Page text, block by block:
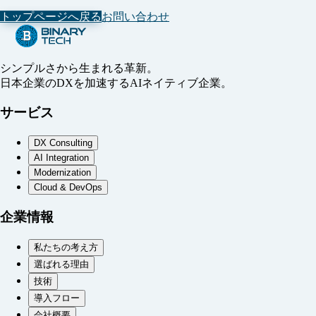
トップページへ戻るお問い合わせ
シンプルさから生まれる革新。
日本企業のDXを加速するAIネイティブ企業。
サービス
DX Consulting
AI Integration
Modernization
Cloud & DevOps
企業情報
私たちの考え方
選ばれる理由
技術
導入フロー